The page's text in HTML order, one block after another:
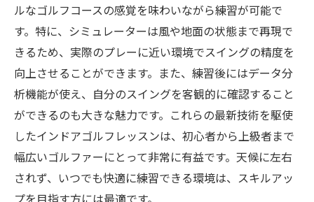
個別指導でより深い理解を
グループレッスンで仲間と共に成長
シミュレーター活用のメリット
藤沢駅周辺のインドアゴルフレッスン最新設備
でリアルな練習を
最新シミュレーターでの練習方法
リアルタイムフィードバックで自己分析
設備の整った快適な練習環境
初心者向けシミュレーター活用法
ルなゴルフコースの感覚を味わいながら練習が可能で
す。特に、シミュレーターは風や地面の状態まで再現で
きるため、実際のプレーに近い環境でスイングの精度を
向上させることができます。また、練習後にはデータ分
析機能が使え、自分のスイングを客観的に確認すること
ができるのも大きな魅力です。これらの最新技術を駆使
したインドアゴルフレッスンは、初心者から上級者まで
幅広いゴルファーにとって非常に有益です。天候に左右
されず、いつでも快適に練習できる環境は、スキルアッ
プを目指す方には最適です。